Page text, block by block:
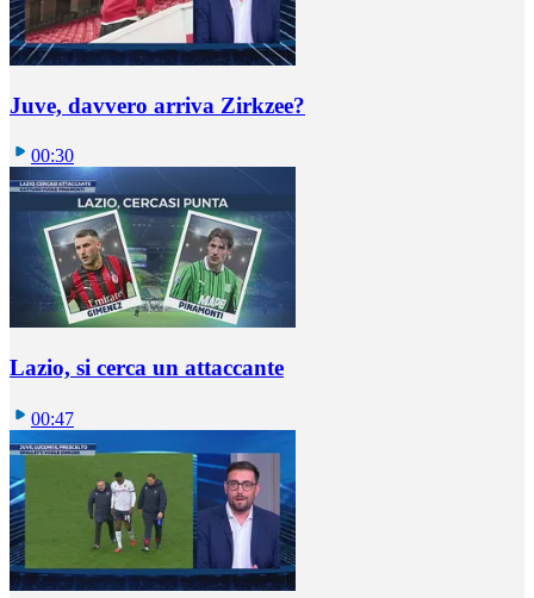
Juve, davvero arriva Zirkzee?
00:30
Lazio, si cerca un attaccante
00:47